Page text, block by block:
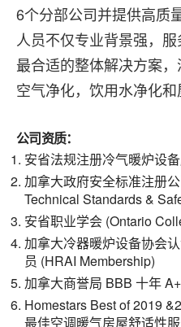
6个分部公司并提供高质
人员不仅专业背景强，
最合适的整体解决方案，
空气净化，饮用水净化和
公司资质：
安省法规注册冷气暖炉设
加拿大政府安全标准注册
Technical Standards &
安省职业学会 (Ontario
加拿大冷器暖炉设备协会
员 (HRAI Membership)
加拿大商誉局 BBB 十年
Homestars Best of 2019
最佳空调暖气房屋舒适性